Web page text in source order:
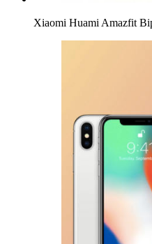
Xiaomi Huami Amazfit